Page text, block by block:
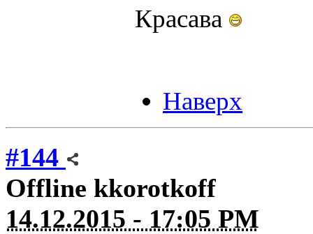
Красава
Наверх
#144
Offline kkorotkoff
14.12.2015 - 17:05 PM